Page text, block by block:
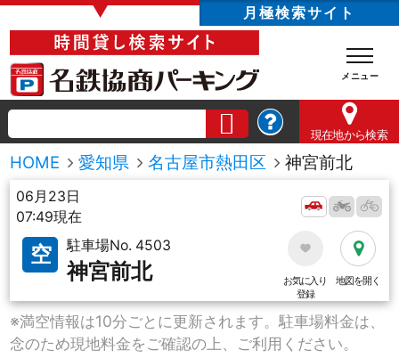
▼ 月極検索サイト
現在地から検索
HOME 愛知県 名古屋市熱田区 神宮前北
06月23日
07:49現在
空 駐車場No. 4503
神宮前北
お気に入り
登録
地図を開く
※満空情報は10分ごとに更新されます。駐車場料金は、
念のため現地料金をご確認の上、ご利用ください。